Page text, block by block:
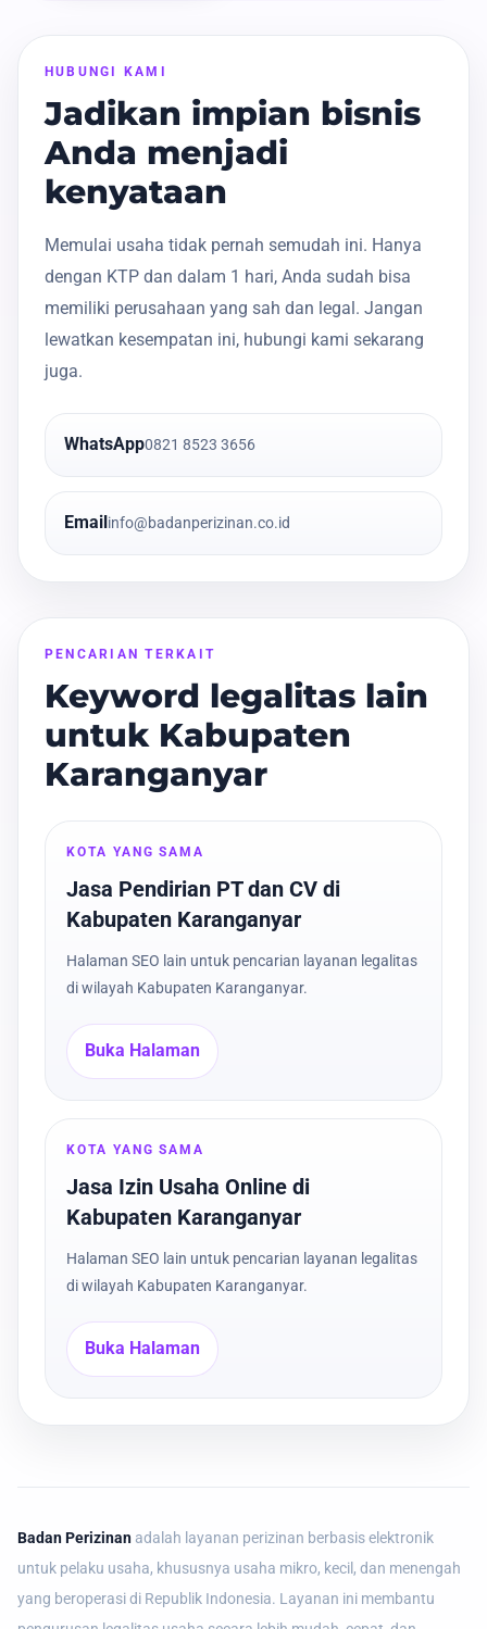
HUBUNGI KAMI
Jadikan impian bisnis
Anda menjadi
kenyataan
Memulai usaha tidak pernah semudah ini. Hanya
dengan KTP dan dalam 1 hari, Anda sudah bisa
memiliki perusahaan yang sah dan legal. Jangan
lewatkan kesempatan ini, hubungi kami sekarang
juga.
WhatsApp0821 8523 3656
Email info@badanperizinan.co.id
PENCARIAN TERKAIT
Keyword legalitas lain
untuk Kabupaten
Karanganyar
KOTA YANG SAMA
Jasa Pendirian PT dan CV di
Kabupaten Karanganyar
Halaman SEO lain untuk pencarian layanan legalitas
di wilayah Kabupaten Karanganyar.
Buka Halaman
KOTA YANG SAMA
Jasa Izin Usaha Online di
Kabupaten Karanganyar
Halaman SEO lain untuk pencarian layanan legalitas
di wilayah Kabupaten Karanganyar.
Buka Halaman
Badan Perizinan adalah layanan perizinan berbasis elektronik
untuk pelaku usaha, khususnya usaha mikro, kecil, dan menengah
yang beroperasi di Republik Indonesia. Layanan ini membantu